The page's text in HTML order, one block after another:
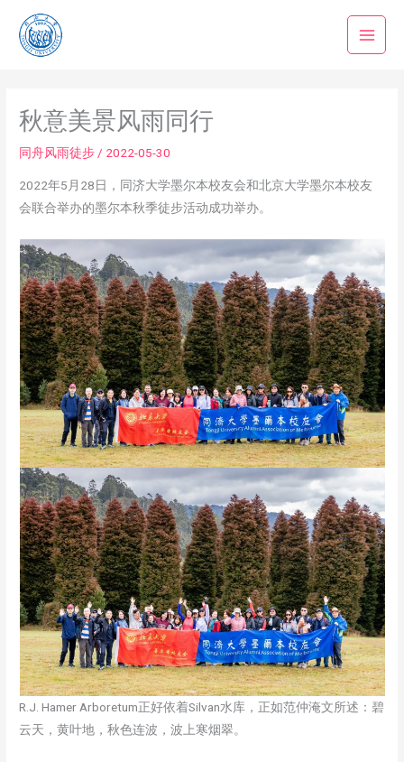
秋意美景风雨同行
同舟风雨徒步/ 2022-05-30
2022年5月28日，同济大学墨尔本校友会和北京大学墨尔本校友
会联合举办的墨尔本秋季徒步活动成功举办。
R.J. Hamer Arboretum正好依着Silvan水库，正如范仲淹文所述：碧
云天，黄叶地，秋色连波，波上寒烟翠。